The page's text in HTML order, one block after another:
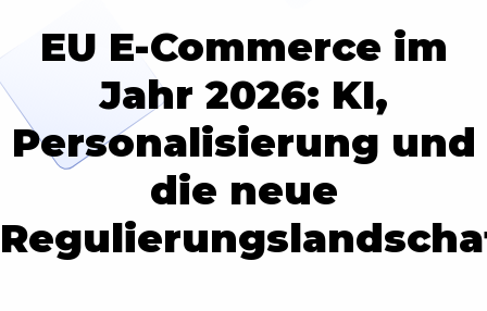
EU E-Commerce im
Jahr 2026: KI,
Personalisierung und
die neue